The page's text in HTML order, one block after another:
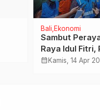
Bali Ekonomi
Sambut
Raya Idul Fitri,
Listrik Aman
calendar_monthKamis, 14 Apr